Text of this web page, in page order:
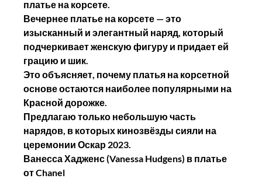
платье на корсете.
Вечернее платье на корсете — это
изысканный и элегантный наряд, который
подчеркивает женскую фигуру и придает ей
грацию и шик.
Это объясняет, почему платья на корсетной
основе остаются наиболее популярными на
Красной дорожке.
Предлагаю только небольшую часть
нарядов, в которых кинозвёзды сияли на
церемонии Оскар 2023.
Ванесса Хадженс (Vanessa Hudgens) в платье
от Chanel